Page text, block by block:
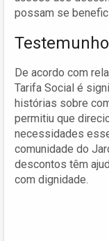
possam se
De acordo com
Tarifa Social é
histórias sobre
permitiu que
necessidades
comunidade do
descontos têm
com dignidade.